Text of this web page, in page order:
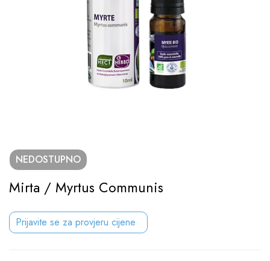
NEDOSTUPNO
Mirta / Myrtus Communis
Prijavite se za provjeru cijene